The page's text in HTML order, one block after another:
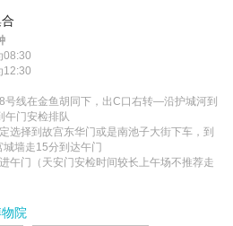
08:30
12:30
号线在金鱼胡同下，出C口右转—沿护城河到
午门安检排队
选择到故宫东华门或是南池子大街下车，到
墙走15分到达午门
午门（天安门安检时间较长上午场不推荐走
院